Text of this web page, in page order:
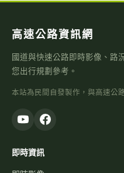
高速公路資訊網
國道與快速公路即時影像、路
您出行規劃參考。
本站為民間自發製作，與高速公
即時資訊